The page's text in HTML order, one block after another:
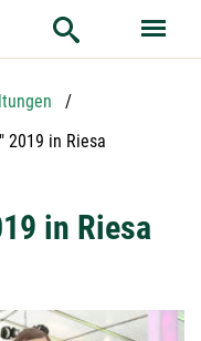
2019 in Riesa
in Riesa